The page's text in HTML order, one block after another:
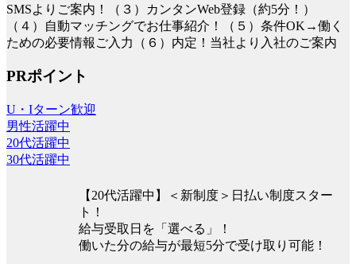
SMSよりご案内！（３）カンタンWeb登録（約5分！）
（４）自動マッチングでお仕事紹介！（５）条件OK→働く
ための必要情報ご入力（６）内定！当社より入社のご案内
PRポイント
U・Iターン歓迎
男性活躍中
20代活躍中
30代活躍中
【20代活躍中】＜新制度＞日払い制度スター
ト！
給与受取日を「選べる」！
働いた分の給与が最短5分で受け取り可能！